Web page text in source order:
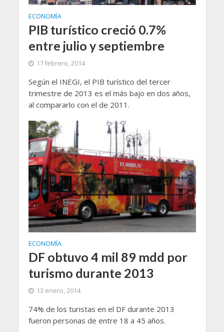
ECONOMÍA
PIB turístico creció 0.7%
entre julio y septiembre
17 febrero, 2014
Según el INEGI, el PIB turístico del tercer
trimestre de 2013 es el más bajo en dos años,
al compararlo con el de 2011.
ECONOMÍA
DF obtuvo 4 mil 89 mdd por
turismo durante 2013
13 enero, 2014
74% de los turistas en el DF durante 2013
fueron personas de entre 18 a 45 años.